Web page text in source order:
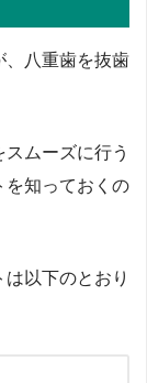
、八重歯を抜歯
ムーズに行う
を知っておくの
以下のとおり